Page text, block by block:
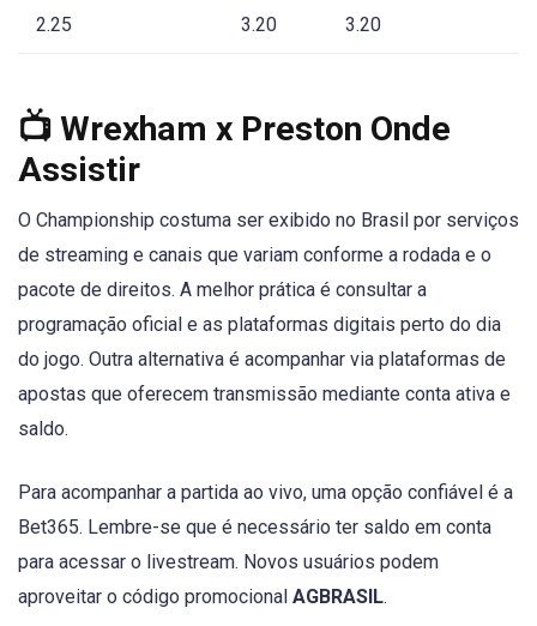
2.25 3.20 3.20
📺 Wrexham x Preston Onde
Assistir
O Championship costuma ser exibido no Brasil por serviços
de streaming e canais que variam conforme a rodada e o
pacote de direitos. A melhor prática é consultar a
programação oficial e as plataformas digitais perto do dia
do jogo. Outra alternativa é acompanhar via plataformas de
apostas que oferecem transmissão mediante conta ativa e
saldo.
Para acompanhar a partida ao vivo, uma opção confiável é a
Bet365. Lembre-se que é necessário ter saldo em conta
para acessar o livestream. Novos usuários podem
aproveitar o código promocional AGBRASIL.